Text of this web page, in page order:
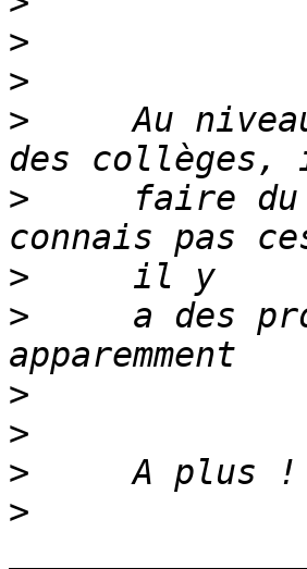
>
>
>
Au
>
faire
>
>
a des
>
>
>
>